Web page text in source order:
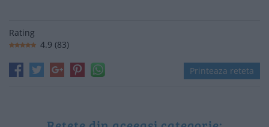
Rating
4.9 (83)
Printeaza reteta